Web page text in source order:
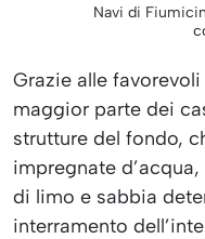
Navi di
Grazie alle
maggior parte dei
strutture del fondo,
impregnate
di limo e sabbia
interramento